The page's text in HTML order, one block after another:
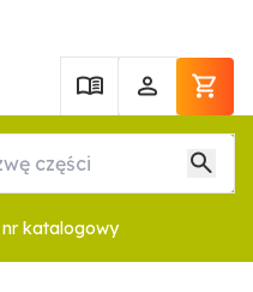
nr katalogowy